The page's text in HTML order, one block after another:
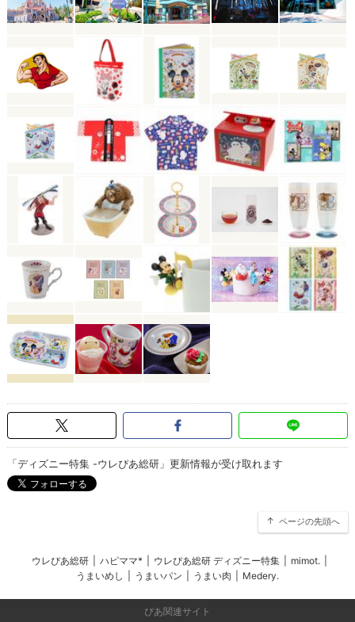
「ディズニー特集 -ウレぴあ総研」更新情報が受け取れます
ページの先頭へ
ウレぴあ総研 ハピママ* ウレぴあ総研 ディズニー特集 mimot.
うまいめし
うまいパン うまい肉 Medery.
ぴあ関連サイト